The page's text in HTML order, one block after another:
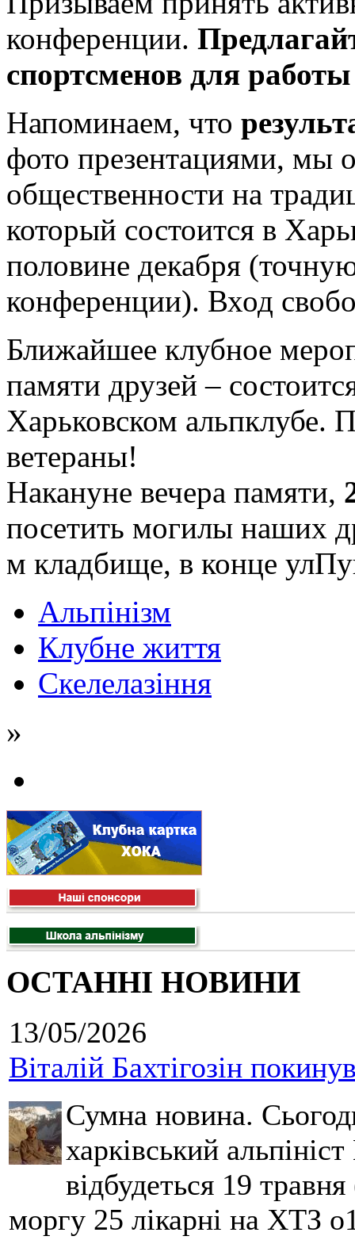
конференции.
спортсменов для
Напоминаем, что
фото презентациями, мы
общественности на
который состоится в
половине декабря
конференции). Вход
Ближайшее клубное
памяти друзей –
Харьковском альпклубе.
ветераны!
Накануне вечера памяти,
посетить могилы наших
м кладбище, в конце
Альпінізм
Клубне життя
Скелелазіння
»
ОСТАННІ НОВИНИ
13/05/2026
Віталій Бахтігозін
Сумна новина.
харківський
відбудеться 19
моргу 25 лікарні на ХТЗ